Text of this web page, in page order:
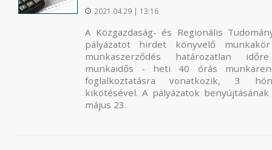
2021.04.29 | 13:16
A Közgazdaság- és Regionális
pályázatot hirdet könyvelő
munkaszerződés határozatlan
munkaidős - heti 40 órás
foglalkoztatásra vonatkozik, 3
kikötésével. A pályázatok
május 23.